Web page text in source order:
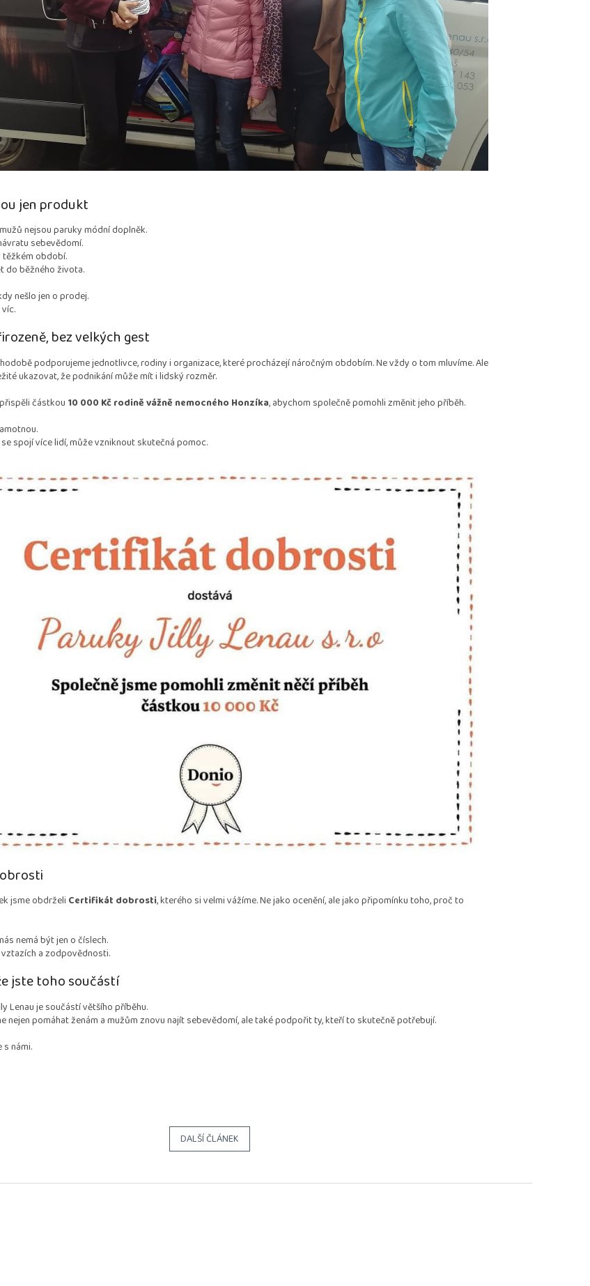
jen produkt
nejsou paruky módní doplněk.
sebevědomí.
období.
do běžného života.
nešlo jen o prodej.
bez velkých gest
podporujeme jednotlivce, rodiny i organizace, které procházejí náročným obdobím. Ne vždy o tom mluvíme. Ale
ukazovat, že podnikání může mít i lidský rozměr.
částkou 10 000 Kč rodině vážně nemocného Honzíka, abychom společně pomohli změnit jeho příběh.
spojí více lidí, může vzniknout skutečná pomoc.
jsme obdrželi Certifikát dobrosti, kterého si velmi vážíme. Ne jako ocenění, ale jako připomínku toho, proč to
nemá být jen o číslech.
a zodpovědnosti.
jste toho součástí
Lenau je součástí většího příběhu.
nejen pomáhat ženám a mužům znovu najít sebevědomí, ale také podpořit ty, kteří to skutečně potřebují.
s námi.
DALŠÍ ČLÁNEK